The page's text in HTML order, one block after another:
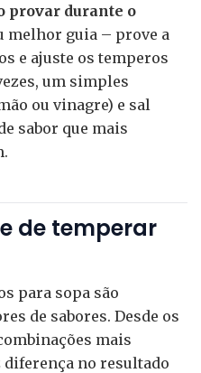
provar durante o
melhor guia – prove a
e ajuste os temperos
um simples
ou vinagre) e sal
sabor que mais
de temperar
para sopa são
de sabores. Desde os
mais
diferença no resultado